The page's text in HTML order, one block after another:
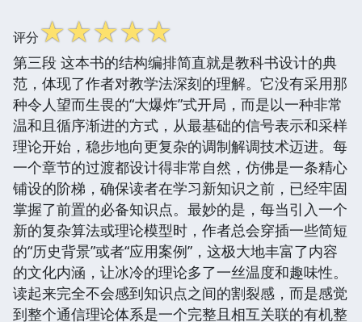
评分☆☆☆☆☆
第三段 这本书的结构编排简直就是教科书设计的典
范，体现了作者对教学法深刻的理解。它没有采用那
种令人望而生畏的“大爆炸”式开局，而是以一种非常
温和且循序渐进的方式，从最基础的信号表示和采样
理论开始，稳步地向更复杂的调制解调技术迈进。每
一个章节的过渡都设计得非常自然，仿佛是一条精心
铺设的阶梯，确保读者在学习新知识之前，已经牢固
掌握了前置的必备知识点。最妙的是，每当引入一个
新的复杂算法或理论模型时，作者总会穿插一些简短
的“历史背景”或者“应用案例”，这极大地丰富了内容
的文化内涵，让冰冷的理论多了一丝温度和趣味性。
读起来完全不会感到知识点之间的割裂感，而是感觉
到整个通信理论体系是一个完整且相互关联的有机整